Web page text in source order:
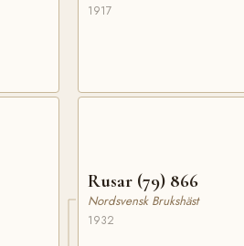
1917
Rusar (79) 866
Nordsvensk Brukshäst
1932